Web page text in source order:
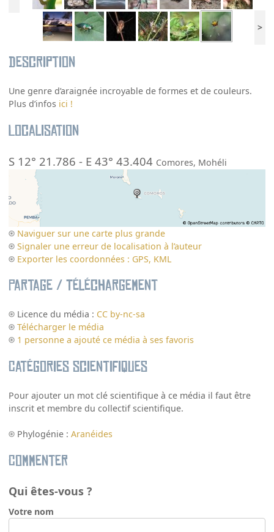
>
Description
Une genre d’araignée incroyable de formes et de couleurs.
Plus d’infos ici !
Localisation
S 12° 21.786 - E 43° 43.404 Comores, Mohéli
Naviguer sur une carte plus grande
Signaler une erreur de localisation à l’auteur
Exporter les coordonnées : GPS, KML
Partage / Téléchargement
Licence du média : CC by-nc-sa
Télécharger le média
1 personne a ajouté ce média à ses favoris
Catégories scientifiques
Pour ajouter un mot clé scientifique à ce média il faut être
inscrit et membre du collectif scientifique.
Phylogénie :Aranéides
Commenter
Qui êtes-vous ?
Votre nom